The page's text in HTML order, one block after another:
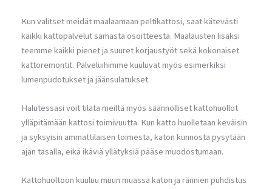
Kun valitset meidät maalaamaan peltikattosi, saat kätevästi
kaikki kattopalvelut samasta osoitteesta. Maalausten lisäksi
teemme kaikki pienet ja suuret korjaustyöt sekä kokonaiset
kattoremontit. Palveluihimme kuuluvat myös esimerkiksi
lumenpudotukset ja jäänsulatukset.
Halutessasi voit tilata meiltä myös säännölliset kattohuollot
ylläpitämään kattosi toimivuutta. Kun katto huolletaan keväisin
ja syksyisin ammattilaisen toimesta, katon kunnosta pysytään
ajan tasalla, eikä ikäviä yllätyksiä pääse muodostumaan.
Kattohuoltoon kuuluu muun muassa katon ja rännien puhdistus